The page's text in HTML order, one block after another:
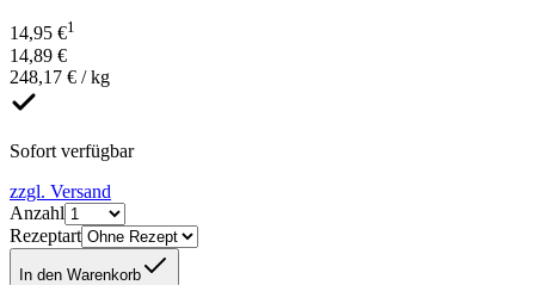
14,95 €1
14,89 €
248,17 € / kg
Sofort verfügbar
zzgl. Versand
Anzahl
Rezeptart
In den Warenkorb